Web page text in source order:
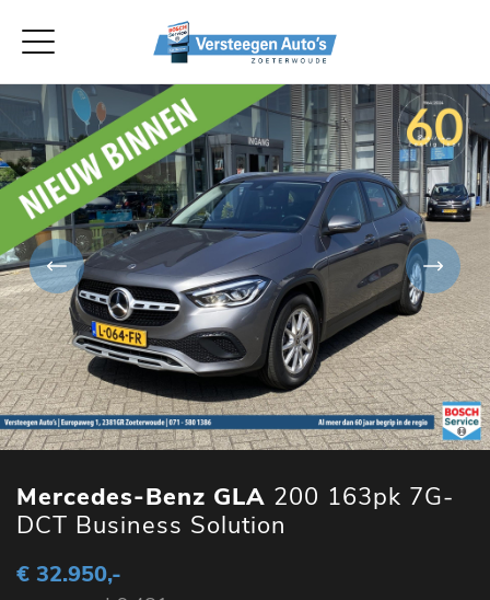
Mercedes-Benz GLA 200 163pk 7G-
DCT Business Solution
€ 32.950,-